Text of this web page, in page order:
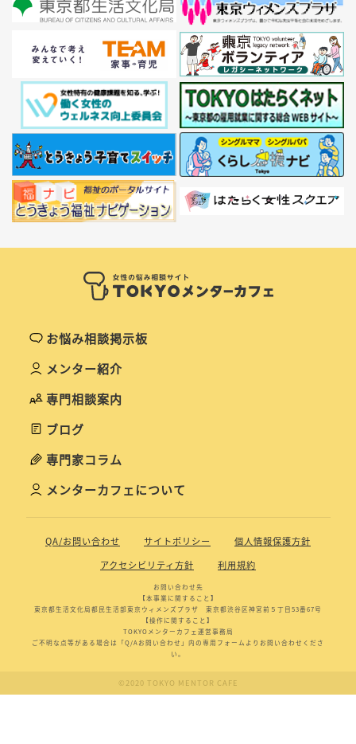
お悩み相談掲示板
メンター紹介
専門相談案内
ブログ
専門家コラム
メンターカフェについて
QA/お問い合わせ サイトポリシー
個人情報保護方針
アクセシビリティ方針
利用規約
お問い合わせ先
【本事業に関すること】
東京都生活文化局都民生活部東京ウィメンズプラザ 東京都渋谷区神宮前５丁目53番67号
【操作に関すること】
TOKYOメンターカフェ運営事務局
ご不明な点等がある場合は「Q/Aお問い合わせ」内の専用フォームよりお問い合わせくださ
い。
©2020 TOKYO MENTOR CAFE